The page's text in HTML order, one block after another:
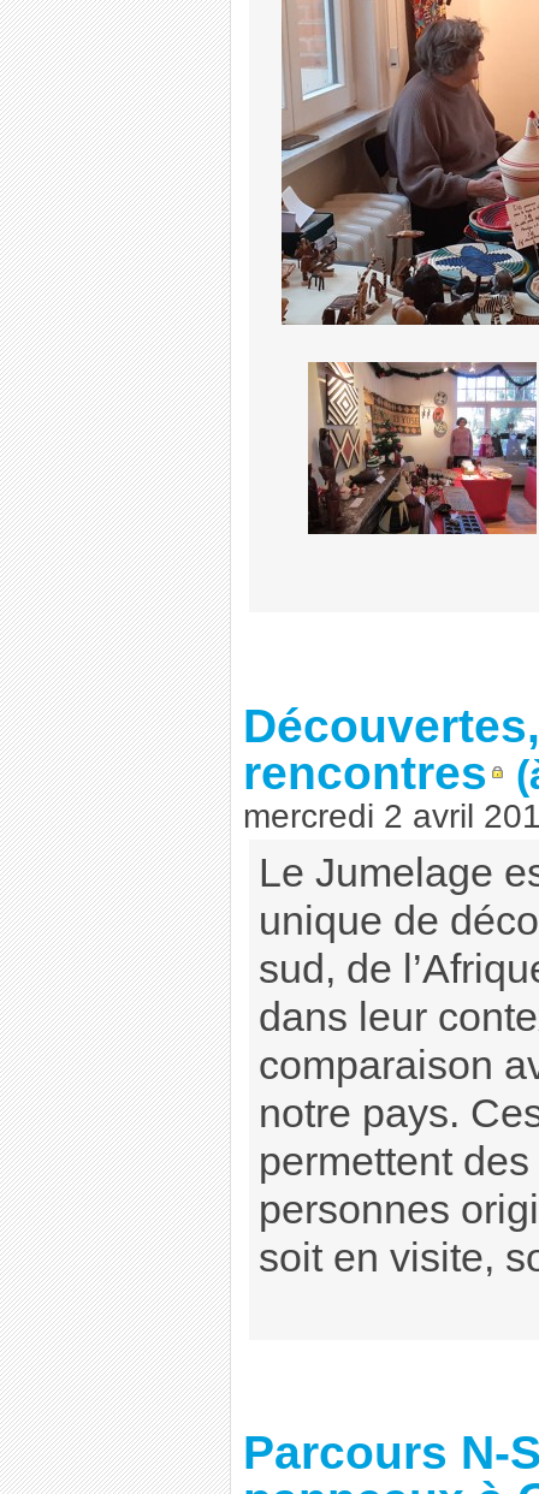
rencontres
mercredi 2 avril
Le Jumelage
unique de
sud, de
dans leur
comparaison
notre pays.
permettent
personnes
soit en visite,
Parcours N-